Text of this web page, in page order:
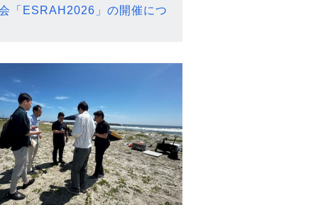
「ESRAH2026」の開催につ